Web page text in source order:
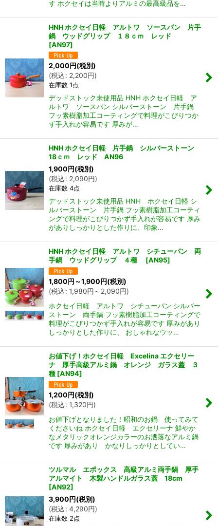
す ホクセイは当時よりアルミの最高級品を…
HNH ホクセイ日軽 アルトワ ソースパン 片手
鍋 ウッドグリップ １８ｃｍ レッド
[AN97]
2,000円(税別)
(税込: 2,200円)
在庫数 1点
デッドストック未使用品 HNH ホクセイ日軽 ア
ルトワ ソースパン シルバーストーン 片手鍋
フッ素樹脂加工コーティングで料理がこびりつか
ず手入れが容易です 厚みが…
HNH ホクセイ日軽 片手鍋 シルバーストーン
18ｃｍ レッド AN96
1,900円(税別)
(税込: 2,090円)
在庫数 4点
デッドストック未使用品 HNH ホクセイ日軽 シ
ルバーストーン 片手鍋 フッ素樹脂加工コーティ
ングで料理がこびりつかず手入れが容易です 厚み
がありしっかりとした作りに、印象…
HNH ホクセイ日軽 アルトワ シチューパン 両
手鍋 ウッドグリップ ４種
[AN95]
1,800円 ～1,900円(税別)
(税込: 1,980円 ～2,090円)
ホクセイ日軽 アルトワ シチューパン シルバー
ストーン 両手鍋 フッ素樹脂加工コーティングで
料理がこびりつかず手入れが容易です 厚みがあり
しっかりとした作りに、 おしゃれなウッ…
お値下げ！ホクセイ日軽 Excelina エクセリー
ナ 厚手高級アルミ鍋 オレンジ ガラス蓋 ３
種 [AN94]
1,200円(税別)
(税込: 1,320円)
お値下げとなりました！昭和のお鍋 使ってみて
くださいね ホクセイ日軽 エクセリーナ 鮮やか
なメタリックオレンジカラーのお洒落なアルミ鍋
です 厚みがあり かなりしっかりとしてい…
ツルマル エポックス 高級アルミ両手鍋 厚手
アルマイト 木製ハンドルガラス蓋 18cm
[AN92]
3,900円(税別)
(税込: 4,290円)
在庫数 2点